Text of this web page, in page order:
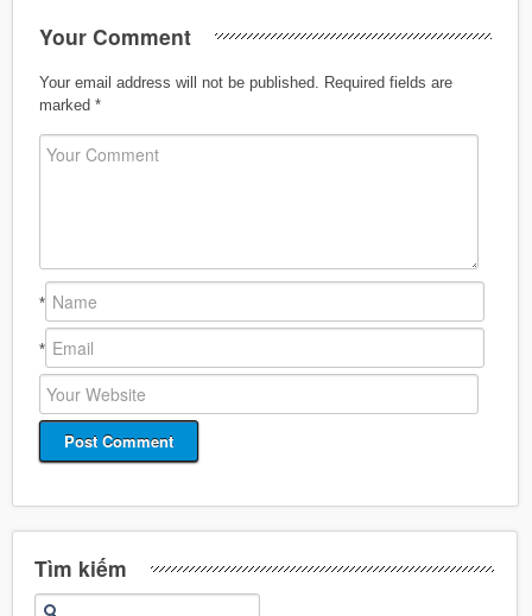
Your Comment
Your email address will not be published.
Required fields are
marked *
*
*
Tìm kiếm